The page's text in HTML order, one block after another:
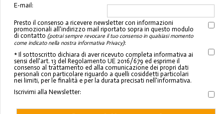
E-mail:
Presto il consenso a ricevere newsletter con informazioni
promozionali all'indirizzo mail riportato sopra in questo modulo
di contatto (potrai sempre revocare il tuo consenso in qualsiasi momento
come indicato nella nostra informativa Privacy):
* Il sottoscritto dichiara di aver ricevuto completa informativa ai
sensi dell'art. 13 del Regolamento UE 2016/679 ed esprime il
consenso al trattamento ed alla comunicazione dei propri dati
personali con particolare riguardo a quelli cosiddetti particolari
nei limiti, per le finalità e per la durata precisati nell'informativa.
Iscrivimi alla Newsletter: